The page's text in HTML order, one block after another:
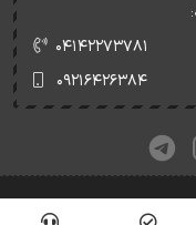
۰۴۱۴۲۲۷۳۷۸۱
۰۹۲۱۶۴۲۶۳۸۴